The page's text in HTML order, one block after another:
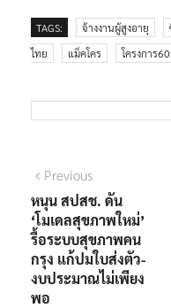
TAGS: จ้างงานผู้สูงอายุ
ไทย
แม็คโคร โครงการ
แนะแนว
เรื่อง
PreviousPrevious
post:
หนุน สปสช. ดัน
‘โมเดลสุขภาพใหม่’
รื้อระบบสุขภาพคน
กรุง แก้ปมใบส่งตัว-
งบประมาณไม่เพียง
พอ